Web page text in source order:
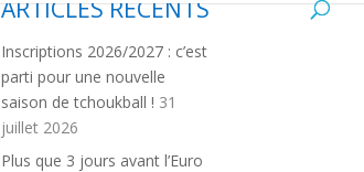
ARTICLES RÉCENTS
Inscriptions 2026/2027 : c’est
parti pour une nouvelle
saison de tchoukball ! 31
juillet 2026
Plus que 3 jours avant l’Euro